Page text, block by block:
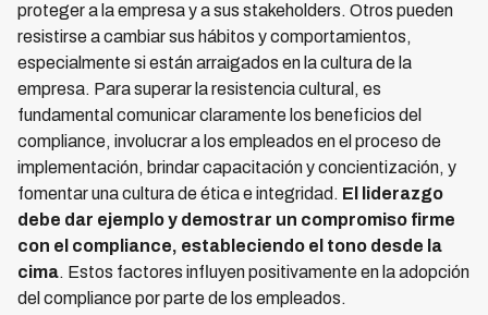
proteger a la empresa y a sus stakeholders. Otros pueden
resistirse a cambiar sus hábitos y comportamientos,
especialmente si están arraigados en la cultura de la
empresa. Para superar la resistencia cultural, es
fundamental comunicar claramente los beneficios del
compliance, involucrar a los empleados en el proceso de
implementación, brindar capacitación y concientización, y
fomentar una cultura de ética e integridad. El liderazgo
debe dar ejemplo y demostrar un compromiso firme
con el compliance, estableciendo el tono desde la
cima. Estos factores influyen positivamente en la adopción
del compliance por parte de los empleados.